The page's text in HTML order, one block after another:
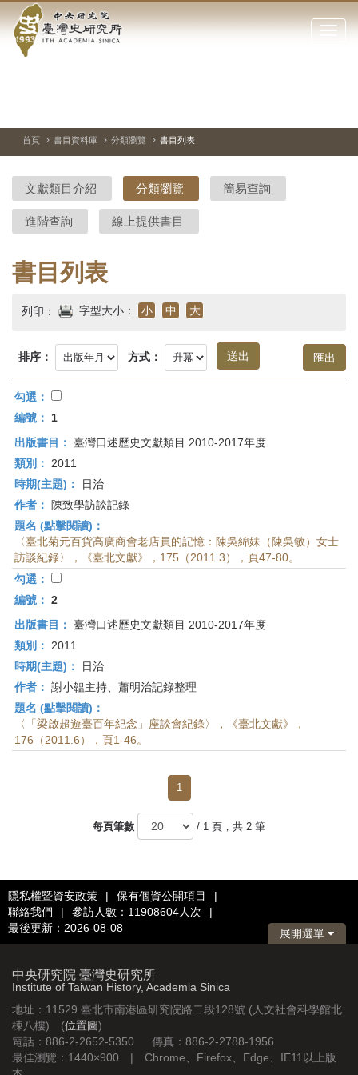
到中
央
院-
臺
灣
史
研
究
首
頁
點
閉
站
停、
圖
圖
結
首頁 書目資料庫 分類瀏覽 書目列表
文獻類目介紹 分類瀏覽 簡易查詢
進階查詢 線上提供書目
書目列表
列印： 字型大小： 小 中 大
排序： 方式：
勾選：
編號：
1
出版書目： 臺灣口述歷史文獻類目 2010-2017年度
類別：
2011
時期(主題)：
日治
作者：
陳致學訪談記錄
題名 (點擊閱讀)：
〈臺北菊元百貨高廣商會老店員的記憶：陳吳綿妹（陳吳敏）女士
訪談紀錄〉，《臺北文獻》，175（2011.3），頁47-80。
勾選：
編號： 2
出版書目： 臺灣口述歷史文獻類目 2010-2017年度
類別：
2011
時期(主題)：
日治
作者： 謝小韞主持、蕭明治記錄整理
題名 (點擊閱讀)：
〈「梁啟超遊臺百年紀念」座談會紀錄〉，《臺北文獻》，
176（2011.6），頁1-46。
1
每頁筆數 / 1 頁，共 2 筆
隱私權暨資安政策 | 保有個資公開項目
|
聯絡我們
| 參訪人數：11908604人次
|
最後更新：2026-08-08
展開選單
中央研究院 臺灣史研究所
Institute of Taiwan History, Academia Sinica
地址：11529 臺北市南港區研究院路二段128號 (人文社會科學館北
棟八樓) (位置圖)
電話：886-2-2652-5350 傳真：886-2-2788-1956
最佳瀏覽：1440×900 | Chrome、Firefox、Edge、IE11以上版